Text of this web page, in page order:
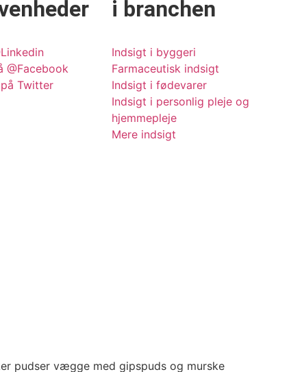
@Facebook
Twitter
i branchen
Indsigt i byggeri
Farmaceutisk indsigt
Indsigt i fødevarer
Indsigt i personlig pleje og
hjemmepleje
Mere indsigt